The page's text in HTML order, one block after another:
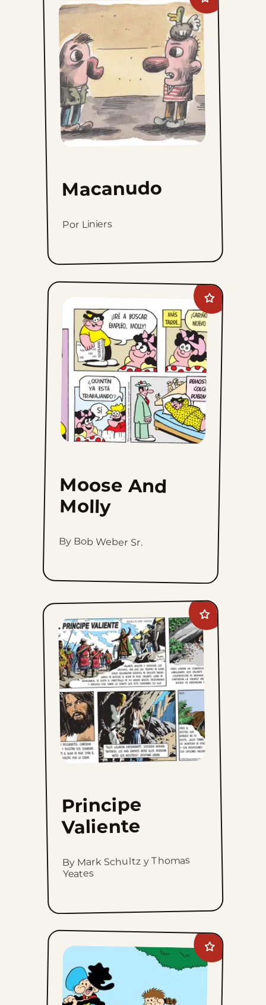
Macanudo
favorites
Macanudo
Por Liniers
Add
Moose
And
Molly
favorites
Moose And
Molly
By Bob Weber Sr.
Add
Principe
Valiente
favorites
Principe
Valiente
By Mark Schultz y Thomas
Yeates
Add
Barney
Google
And
Snuffy
Smith